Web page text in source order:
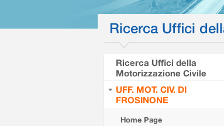
Ricerca Uffici
Ricerca Uffici della
Motorizzazione Civile
UFF. MOT. CIV. DI
FROSINONE
Home Page